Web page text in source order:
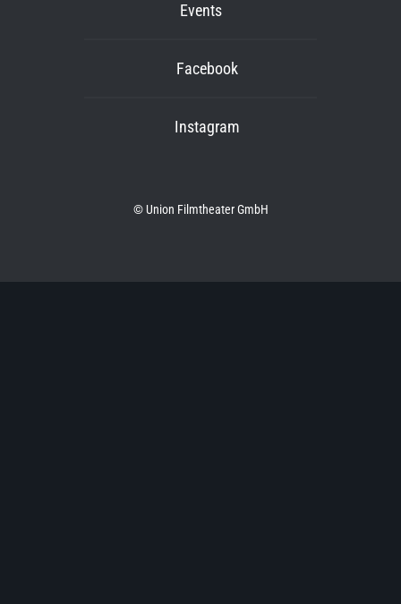
Events
Facebook
Instagram
© Union Filmtheater GmbH